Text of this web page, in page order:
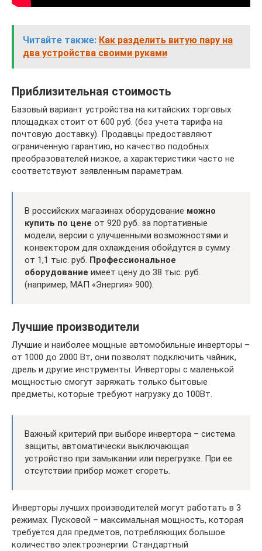
Читайте также: Как разделить витую пару на
два устройства своими руками
Приблизительная стоимость
Базовый вариант устройства на китайских торговых
площадках стоит от 600 руб. (без учета тарифа на
почтовую доставку). Продавцы предоставляют
ограниченную гарантию, но качество подобных
преобразователей низкое, а характеристики часто не
соответствуют заявленным параметрам.
В российских магазинах оборудование можно
купить по цене от 920 руб. за портативные
модели, версии с улучшенными возможностями и
конвектором для охлаждения обойдутся в сумму
от 1,1 тыс. руб. Профессиональное
оборудование имеет цену до 38 тыс. руб.
(например, МАП «Энергия» 900).
Лучшие производители
Лучшие и наиболее мощные автомобильные инверторы –
от 1000 до 2000 Вт, они позволят подключить чайник,
дрель и другие инструменты. Инверторы с маленькой
мощностью смогут заряжать только бытовые
предметы, которые требуют нагрузку до 100Вт.
Важный критерий при выборе инвертора – система
защиты, автоматически выключающая
устройство при замыкании или перегрузке. При ее
отсутствии прибор может сгореть.
Инверторы лучших производителей могут работать в 3
режимах. Пусковой – максимальная мощность, которая
требуется для предметов, потребляющих большое
количество электроэнергии. Стандартный